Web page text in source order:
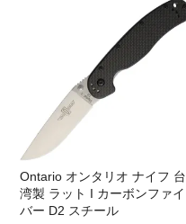
Ontario オンタリオ ナイフ 台
湾製 ラット I カーボンファイ
バー D2 スチール